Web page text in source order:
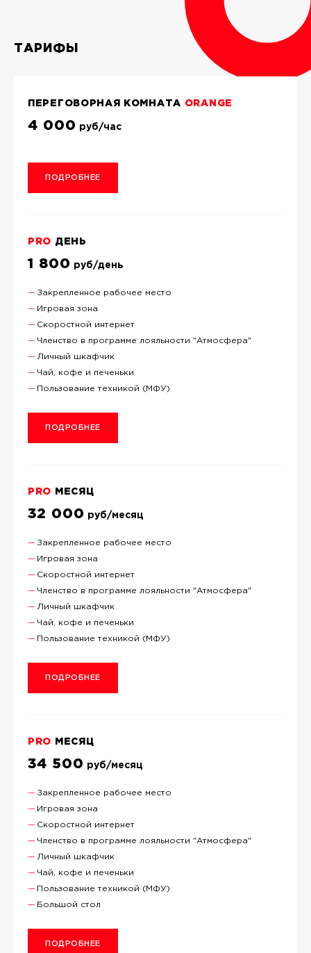
ТАРИФЫ
ПЕРЕГОВОРНАЯ КОМНАТА ORANGE
4 000 руб/час
ПОДРОБНЕЕ
PRO ДЕНЬ
1 800 руб/день
Закрепленное рабочее место
Игровая зона
Скоростной интернет
Членство в программе лояльности "Атмосфера"
Личный шкафчик
Чай, кофе и печеньки
Пользование техникой (МФУ)
ПОДРОБНЕЕ
PRO МЕСЯЦ
32 000 руб/месяц
Закрепленное рабочее место
Игровая зона
Скоростной интернет
Членство в программе лояльности "Атмосфера"
Личный шкафчик
Чай, кофе и печеньки
Пользование техникой (МФУ)
ПОДРОБНЕЕ
PRO МЕСЯЦ
34 500 руб/месяц
Закрепленное рабочее место
Игровая зона
Скоростной интернет
Членство в программе лояльности "Атмосфера"
Личный шкафчик
Чай, кофе и печеньки
Пользование техникой (МФУ)
Большой стол
ПОДРОБНЕЕ